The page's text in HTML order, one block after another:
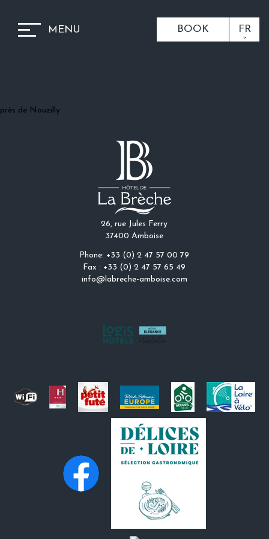
MENU BOOK FR
près de Nouzilly
26, rue Jules Ferry
37400 Amboise
Phone: +33 (0) 2 47 57 00 79
Fax : +33 (0) 2 47 57 65 49
info@labreche-amboise.com